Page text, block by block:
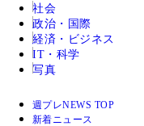
社会
政治・国際
経済・ビジネス
IT・科学
写真
週プレNEWS TOP
新着ニュース